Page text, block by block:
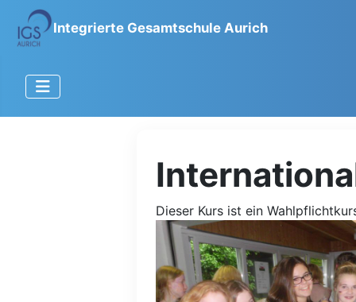
Integrierte Gesamtschule Aurich
Dieser Kurs ist ein